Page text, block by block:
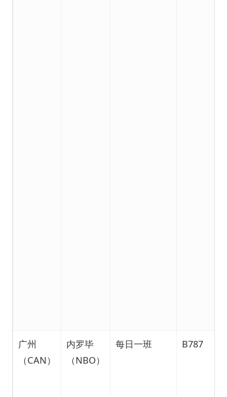
广州
（CAN）
内罗毕
（NBO）
每日一班 B787